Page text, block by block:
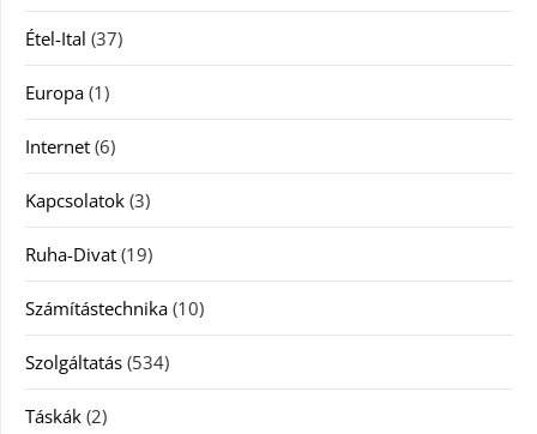
Étel-Ital (37)
Europa (1)
Internet (6)
Kapcsolatok (3)
Ruha-Divat (19)
Számítástechnika (10)
Szolgáltatás (534)
Táskák (2)